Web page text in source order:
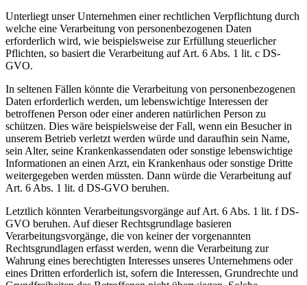
Unterliegt unser Unternehmen einer rechtlichen Verpflichtung durch
welche eine Verarbeitung von personenbezogenen Daten
erforderlich wird, wie beispielsweise zur Erfüllung steuerlicher
Pflichten, so basiert die Verarbeitung auf Art. 6 Abs. 1 lit. c DS-
GVO.
In seltenen Fällen könnte die Verarbeitung von personenbezogenen
Daten erforderlich werden, um lebenswichtige Interessen der
betroffenen Person oder einer anderen natürlichen Person zu
schützen. Dies wäre beispielsweise der Fall, wenn ein Besucher in
unserem Betrieb verletzt werden würde und daraufhin sein Name,
sein Alter, seine Krankenkassendaten oder sonstige lebenswichtige
Informationen an einen Arzt, ein Krankenhaus oder sonstige Dritte
weitergegeben werden müssten. Dann würde die Verarbeitung auf
Art. 6 Abs. 1 lit. d DS-GVO beruhen.
Letztlich könnten Verarbeitungsvorgänge auf Art. 6 Abs. 1 lit. f DS-
GVO beruhen. Auf dieser Rechtsgrundlage basieren
Verarbeitungsvorgänge, die von keiner der vorgenannten
Rechtsgrundlagen erfasst werden, wenn die Verarbeitung zur
Wahrung eines berechtigten Interesses unseres Unternehmens oder
eines Dritten erforderlich ist, sofern die Interessen, Grundrechte und